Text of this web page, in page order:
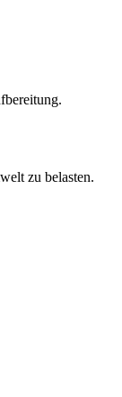
zu belasten.